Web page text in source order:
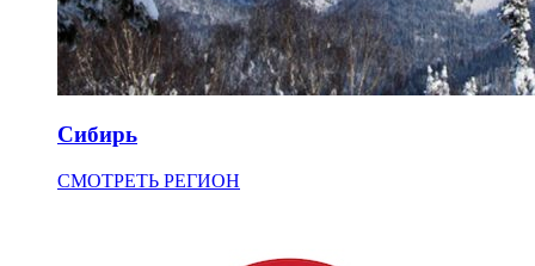
Сибирь
СМОТРЕТЬ РЕГИОН